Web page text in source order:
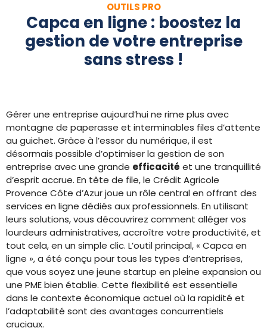
OUTILS PRO
Capca en ligne : boostez la
gestion de votre entreprise
sans stress !
Gérer une entreprise aujourd’hui ne rime plus avec
montagne de paperasse et interminables files d’attente
au guichet. Grâce à l’essor du numérique, il est
désormais possible d’optimiser la gestion de son
entreprise avec une grande efficacité et une tranquillité
d’esprit accrue. En tête de file, le Crédit Agricole
Provence Côte d’Azur joue un rôle central en offrant des
services en ligne dédiés aux professionnels. En utilisant
leurs solutions, vous découvrirez comment alléger vos
lourdeurs administratives, accroître votre productivité, et
tout cela, en un simple clic. L’outil principal, « Capca en
ligne », a été conçu pour tous les types d’entreprises,
que vous soyez une jeune startup en pleine expansion ou
une PME bien établie. Cette flexibilité est essentielle
dans le contexte économique actuel où la rapidité et
l’adaptabilité sont des avantages concurrentiels
cruciaux.